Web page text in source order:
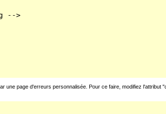
-->
une page d'erreurs personnalisée. Pour ce faire, modifiez